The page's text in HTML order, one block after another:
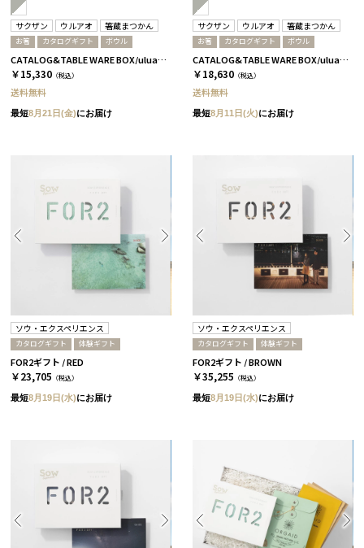
サクザン ウルアオ 箸蔵まつかん
お箸 カタログギフト ボウル
CATALOG&TABLE WARE BOX/uluao/グレー＆ホワイト/浜色＆雲色/ イヴェット
￥15,330 （税込）
送料無料
最短8月21日(金)にお届け
サクザン ウルアオ 箸蔵まつかん
お箸 カタログギフト ボウル
CATALOG&TABLE WARE BOX/uluao/グレー＆ホワイト/浜色＆雲色/ ザグーアン
￥18,630 （税込）
送料無料
最短8月11日(火)にお届け
ソウ・エクスペリエンス
カタログギフト 体験ギフト
FOR2ギフト / RED
￥23,705 （税込）
最短8月19日(水)にお届け
ソウ・エクスペリエンス
カタログギフト 体験ギフト
FOR2ギフト / BROWN
￥35,255 （税込）
最短8月19日(水)にお届け